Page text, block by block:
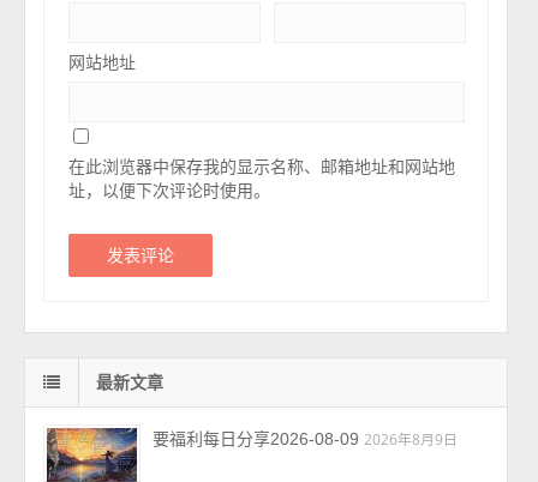
网站地址
在此浏览器中保存我的显示名称、邮箱地址和网站地
址，以便下次评论时使用。
最新文章
要福利每日分享2026-08-09 2026年8月9日